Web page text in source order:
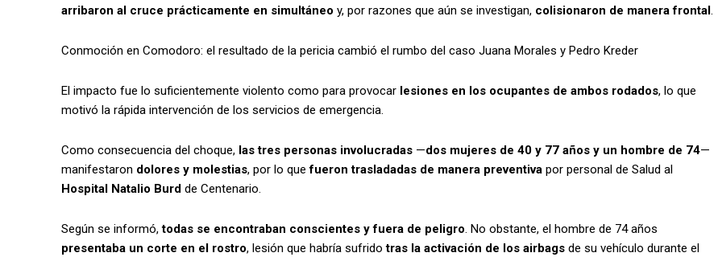
arribaron al cruce prácticamente en simultáneo y, por razones que aún se investigan, colisionaron de manera frontal.
Conmoción en Comodoro: el resultado de la pericia cambió el rumbo del caso Juana Morales y Pedro Kreder
El impacto fue lo suficientemente violento como para provocar lesiones en los ocupantes de ambos rodados, lo que
motivó la rápida intervención de los servicios de emergencia.
Como consecuencia del choque, las tres personas involucradas —dos mujeres de 40 y 77 años y un hombre de 74—
manifestaron dolores y molestias, por lo quefueron trasladadas de manera preventiva por personal de Salud al
Hospital Natalio Burd de Centenario.
Según se informó,todas se encontraban conscientes y fuera de peligro. No obstante, el hombre de 74 años
presentaba un corte en el rostro, lesión que habría sufridotras la activación de los airbags de su vehículo durante el